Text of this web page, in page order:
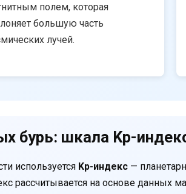
полем, которая
большую часть
лучей.
бурь: шкала Kp-
используется Kp-индекс —
рассчитывается на основе данных